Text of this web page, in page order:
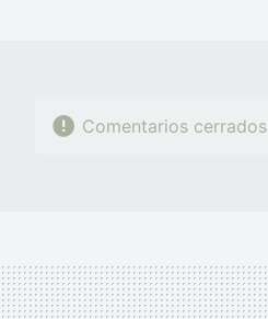
Comentarios cerrados